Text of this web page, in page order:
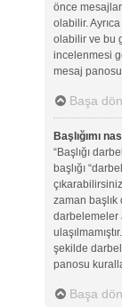
önce
olabilir.
olabilir ve bu
incelenmesi
mesaj
Başa dön
Başlığımı
“Başlığı
başlığı
zaman
darbelemeler
şekilde
panosu
Başa dön